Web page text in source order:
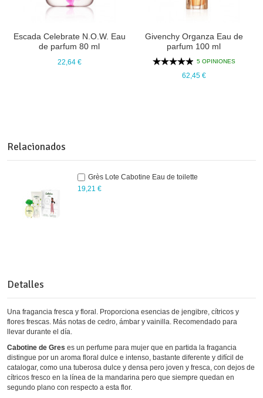
Relacionados
Grès Lote Cabotine Eau de toilette
19,21 €
Escada Celebrate N.O.W. Eau
de parfum 80 ml
22,64 €
Givenchy Organza Eau de
parfum 100 ml
5 OPINIONES
62,45 €
Detalles
Una fragancia fresca y floral. Proporciona esencias de jengibre, cítricos y
flores frescas. Más notas de cedro, ámbar y vainilla. Recomendado para
llevar durante el día.
Cabotine de Gres es un perfume para mujer que en partida la fragancia
distingue por un aroma floral dulce e intenso, bastante diferente y difícil de
catalogar, como una tuberosa dulce y densa pero joven y fresca, con dejos de
cítricos fresco en la línea de la mandarina pero que siempre quedan en
segundo plano con respecto a esta flor.